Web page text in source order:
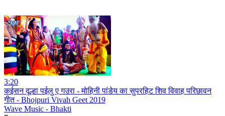
3:20
कईसन दूल्हा पईलु ए गउरा - मोहिनी पांडेय का सुपरहिट शिव विवाह परिछावन
गीत - Bhojpuri Vivah Geet 2019
Wave Music - Bhakti